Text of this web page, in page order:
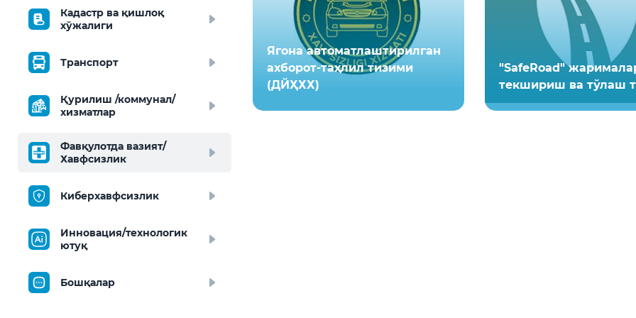
Кадастр ва қишлоқ
хўжалиги
Транспорт
Қурилиш /коммунал/
хизматлар
Фавқулотда вазият/
Хавфсизлик
Киберхавфсизлик
Инновация/технологик
ютуқ
Бошқалар
Ягона автоматлаштирилган
ахборот-таҳлил тизими
(ДЙҲХХ)
"SafeRoad"
текшириш ва тўлаш